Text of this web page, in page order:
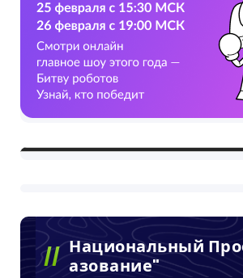
Национальный
Азование"